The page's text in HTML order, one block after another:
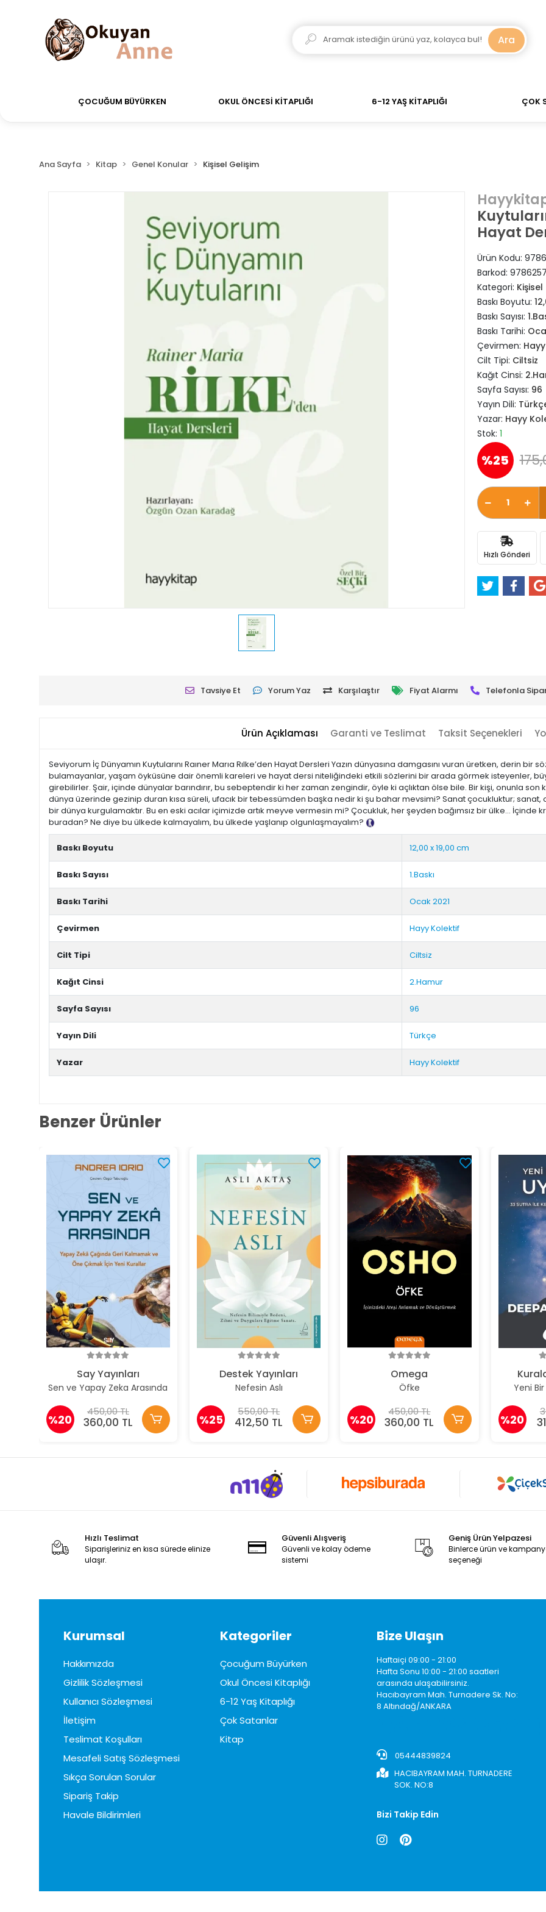
siparişler Aynı Gün Kargo! Saat 11:00'a kadar verdiğiniz siparişler Aynı Gün Kargo! 700 TL
Ara
ÇOCUĞUM BÜYÜRKEN OKUL ÖNCESİ KİTAPLIĞI 6-12 YAŞ KİTAPLIĞI ÇOK
Ana Sayfa Kitap Genel Konular Kişisel Gelişim
Hayat
Ürün Kodu:
Barkod:
Kategori:
Baskı Boyutu:
Baskı Sayısı:
Baskı Tarihi:
Çevirmen:
Cilt Tipi: Ciltsiz
Kağıt Cinsi:
Sayfa Sayısı: 96
Yayın Dili:
Yazar: Hayy
Stok: 1
%25
Hızlı Gönderi
Tavsiye Et Yorum Yaz Karşılaştır Fiyat Alarmı Telefonla
Ürün Açıklaması Garanti ve Teslimat Taksit Seçenekleri
Seviyorum İç Dünyamın Kuytularını Raıner Marıa Rılke’den Hayat Dersleri Yazın dünyasına damgasını vuran üretken, derin bir
bulamayanlar, yaşam öyküsüne dair önemli kareleri ve hayat dersi niteliğindeki etkili sözlerini bir arada görmek isteyenler,
girebilirler. Şair, içinde dünyalar barındırır, bu sebeptendir ki her zaman zengindir, öyle ki açlıktan ölse bile. Bir kişi, onunla son
dünya üzerinde gezinip duran kısa süreli, ufacık bir tebessümden başka nedir ki şu bahar mevsimi? Sanat çocukluktur;
bir dünya kurgulamaktır. Bu en eski acılar içimizde artık meyve vermesin mi? Çocukluk, her şeyden bağımsız bir ülke… İçinde
buradan? Ne diye bu ülkede kalmayalım, bu ülkede yaşlanıp olgunlaşmayalım?
Tanıtım Metni
Baskı Boyutu 12,00 x 19,00 cm
Baskı Sayısı 1.Baskı
Baskı Tarihi Ocak 2021
Çevirmen Hayy Kolektif
Cilt Tipi Ciltsiz
Kağıt Cinsi 2.Hamur
Sayfa Sayısı 96
Yayın Dili Türkçe
Yazar Hayy Kolektif
Benzer Ürünler
Say Yayınları
Sen ve Yapay Zeka Arasında
%20
450,00 TL
360,00 TL
Destek Yayınları
Nefesin Aslı
%25
550,00 TL
412,50 TL
Omega
Öfke
%20
450,00 TL
360,00 TL
Yeni
%20
Hızlı Teslimat
Siparişleriniz en kısa sürede elinize
ulaşır.
Güvenli Alışveriş
Güvenli ve kolay ödeme
sistemi
Geniş Ürün Yelpazesi
Binlerce ürün ve
seçeneği
Kurumsal
Hakkımızda
Gizlilik Sözleşmesi
Kullanıcı Sözleşmesi
İletişim
Teslimat Koşulları
Mesafeli Satış Sözleşmesi
Sıkça Sorulan Sorular
Sipariş Takip
Havale Bildirimleri
Kategoriler
Çocuğum Büyürken
Okul Öncesi Kitaplığı
6-12 Yaş Kitaplığı
Çok Satanlar
Kitap
Bize Ulaşın
Haftaiçi 09:00 - 21:00
Hafta Sonu 10:00 - 21:00 saatleri
arasında ulaşabilirsiniz.
Hacıbayram Mah. Turnadere Sk. No:
8 Altındağ/ANKARA
05444839824
HACIBAYRAM MAH. TURNADERE
SOK. NO:8
Bizi Takip Edin